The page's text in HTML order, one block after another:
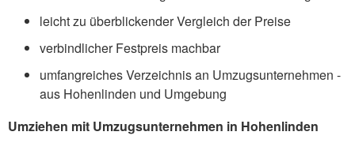
leicht zu überblickender Vergleich der Preise
verbindlicher Festpreis machbar
umfangreiches Verzeichnis an Umzugsunternehmen -
aus Hohenlinden und Umgebung
Umziehen mit Umzugsunternehmen in Hohenlinden